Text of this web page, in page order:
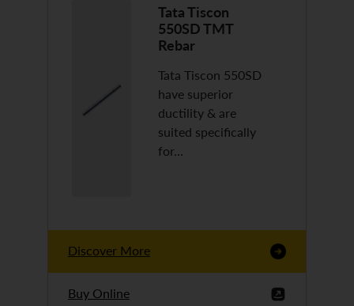
Tata Tiscon
550SD TMT
Rebar
Tata Tiscon 550SD
have superior
ductility & are
suited specifically
for…
Discover More
Buy Online